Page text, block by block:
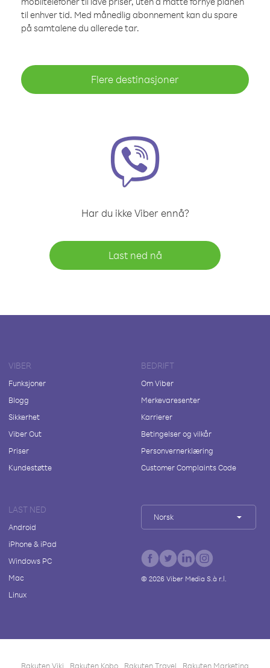
til enhver tid. Med månedlig abonnement kan du spare
på samtalene du allerede tar.
Flere destinasjoner
Har du ikke Viber ennå?
Last ned nå
VIBER
Funksjoner
Blogg
Sikkerhet
Viber Out
Priser
Kundestøtte
BEDRIFT
Om Viber
Merkevaresenter
Karrierer
Betingelser og vilkår
Personvernerklæring
Customer Complaints Code
LAST NED
Android
iPhone & iPad
Windows PC
Mac
Linux
Norsk
© 2026Viber Media S.à r.l.
Rakuten Viki Rakuten Kobo Rakuten Travel Rakuten Marketing